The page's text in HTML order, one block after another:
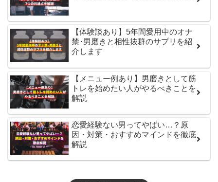
【体験談あり】5年間愛用中のオナ
禁･男磨きと相性抜群のサプリを紹
介します
【メニュー例あり】男磨きとして筋
トレを始めたい人がやるべきことを
解説
恋愛経験ない男ってやばい…？原
因・対策・おすすめマインドを徹底
解説